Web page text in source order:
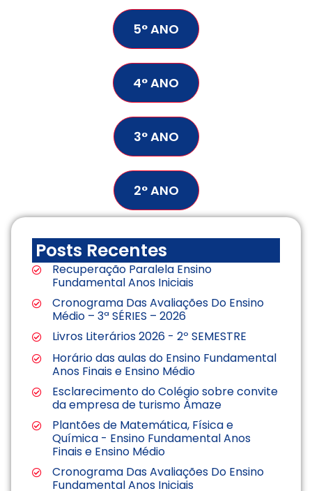
5° ANO
4° ANO
3° ANO
2° ANO
Posts Recentes
Recuperação Paralela Ensino
Fundamental Anos Iniciais
Cronograma Das Avaliações Do Ensino
Médio – 3ª SÉRIES – 2026
Livros Literários 2026 - 2º SEMESTRE
Horário das aulas do Ensino Fundamental
Anos Finais e Ensino Médio
Esclarecimento do Colégio sobre convite
da empresa de turismo Àmaze
Plantões de Matemática, Física e
Química - Ensino Fundamental Anos
Finais e Ensino Médio
Cronograma Das Avaliações Do Ensino
Fundamental Anos Iniciais